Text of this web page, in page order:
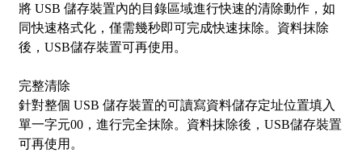
將 USB 儲存裝置內的目錄區域進行快速的清除動作，如
同快速格式化，僅需幾秒即可完成快速抹除。資料抹除
後，USB儲存裝置可再使用。
完整清除
針對整個 USB 儲存裝置的可讀寫資料儲存定址位置填入
單一字元00，進行完全抹除。資料抹除後，USB儲存裝置
可再使用。